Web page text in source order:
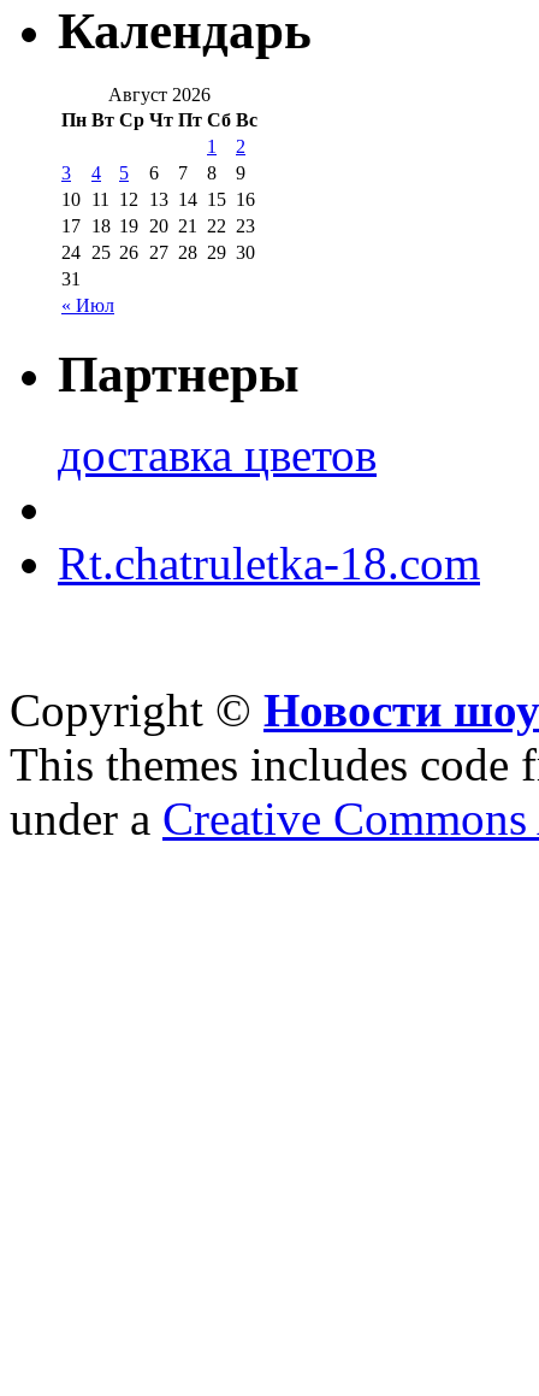
Календарь
Август 2026
Пн Вт Ср Чт Пт Сб Вс
« Июл
1
2
3
4 5 6 7 8
9
10 11 12 13 14 15 16
17 18 19 20 21 22 23
24 25 26 27 28 29 30
31
Партнеры
доставка цветов
Rt.chatruletka-18.com
Copyright © Новости
This themes includes code
under a Creative